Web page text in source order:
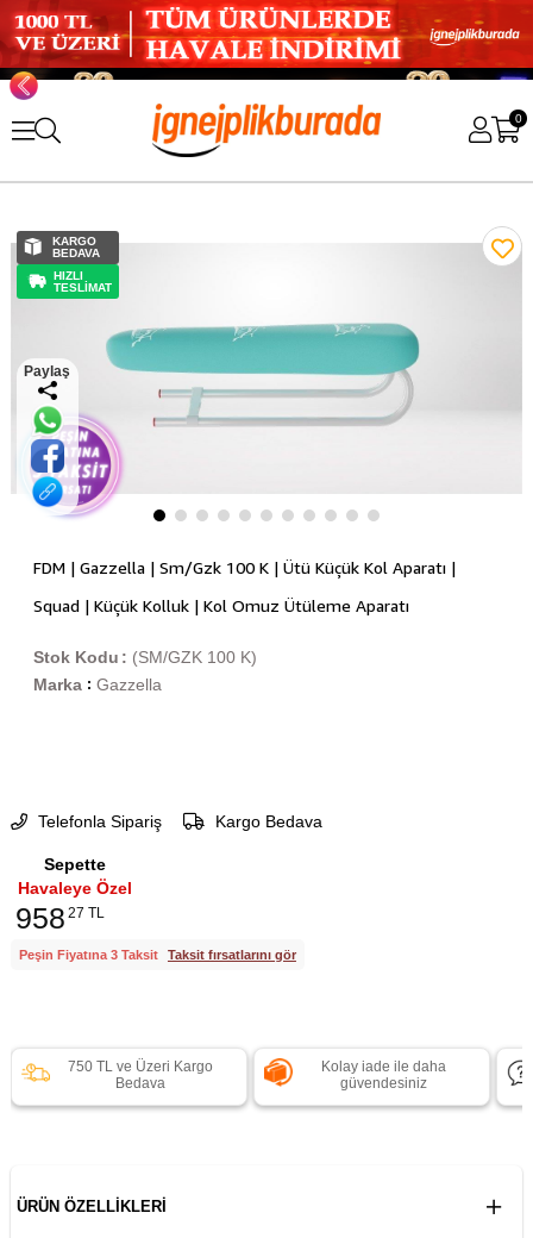
0
KARGO
BEDAVA
HIZLI
TESLİMAT
Paylaş
FDM | Gazzella | Sm/Gzk 100 K | Ütü Küçük Kol Aparatı |
Squad | Küçük Kolluk | Kol Omuz Ütüleme Aparatı
(SM/GZK 100 K)
Stok Kodu
Marka : Gazzella
Telefonla Sipariş Kargo Bedava
Sepette
Havaleye Özel
958 27 TL
Peşin Fiyatına 3 Taksit Taksit fırsatlarını gör
750 TL ve Üzeri Kargo
Bedava
Kolay iade ile daha
güvendesiniz
ÜRÜN ÖZELLIKLERI